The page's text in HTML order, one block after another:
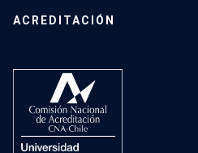
ACREDITACIÓN